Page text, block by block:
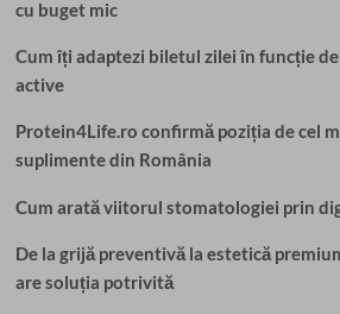
cu buget mic
Cum îți adaptezi biletul zilei în funcție
active
Protein4Life.ro confirmă poziția de cel
suplimente din România
Cum arată viitorul stomatologiei prin
De la grijă preventivă la estetică
are soluția potrivită